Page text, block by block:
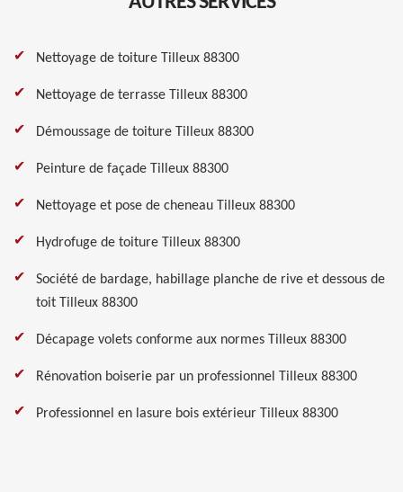
Nettoyage de toiture Tilleux 88300
Nettoyage de terrasse Tilleux 88300
Démoussage de toiture Tilleux 88300
Peinture de façade Tilleux 88300
Nettoyage et pose de cheneau Tilleux 88300
Hydrofuge de toiture Tilleux 88300
Société de bardage, habillage planche de rive et dessous de
toit Tilleux 88300
Décapage volets conforme aux normes Tilleux 88300
Rénovation boiserie par un professionnel Tilleux 88300
Professionnel en lasure bois extérieur Tilleux 88300